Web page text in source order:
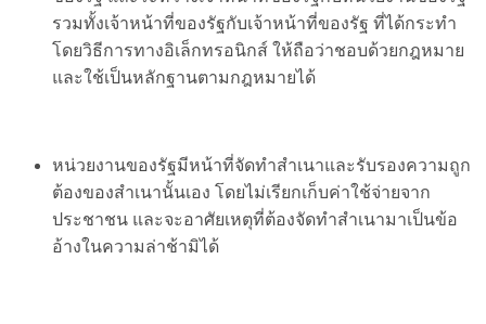
รวมทั้งเจ้าหน้าที่ของรัฐกับเจ้าหน้าที่ของรัฐ ที่ได้กระทำ
โดยวิธีการทางอิเล็กทรอนิกส์ ให้ถือว่าชอบด้วยกฎหมาย
และใช้เป็นหลักฐานตามกฎหมายได้
หน่วยงานของรัฐมีหน้าที่จัดทำสำเนาและรับรองความถูก
ต้องของสำเนานั้นเอง โดยไม่เรียกเก็บค่าใช้จ่ายจาก
ประชาชน และจะอาศัยเหตุที่ต้องจัดทำสำเนามาเป็นข้อ
อ้างในความล่าช้ามิได้